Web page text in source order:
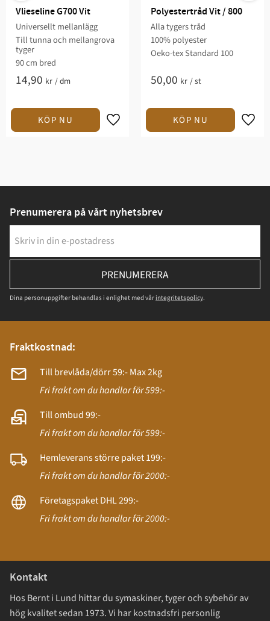
Vlieseline G700 Vit
Universellt mellanlägg
Till tunna och mellangrova
tyger
90 cm bred
14,90 kr /dm
Polyestertråd Vit / 800
Alla tygers tråd
100% polyester
Oeko-tex Standard 100
50,00 kr /st
Prenumerera på vårt nyhetsbrev
PRENUMERERA
Dina personuppgifter behandlas i enlighet med vår integritetspolicy.
Fraktkostnad:
Till brevlåda/dörr 59:- Max 2kg
Fri frakt om du handlar för 599:-
Till ombud 99:-
Fri frakt om du handlar för 599:-
Hemleverans större paket 199:-
Fri frakt om du handlar för 2000:-
Företagspaket DHL 299:-
Fri frakt om du handlar för 2000:-
Kontakt
Hos Bernt i Lund hittar du symaskiner, tyger och sybehör av
hög kvalitet sedan 1973. Vi har kostnadsfri personlig